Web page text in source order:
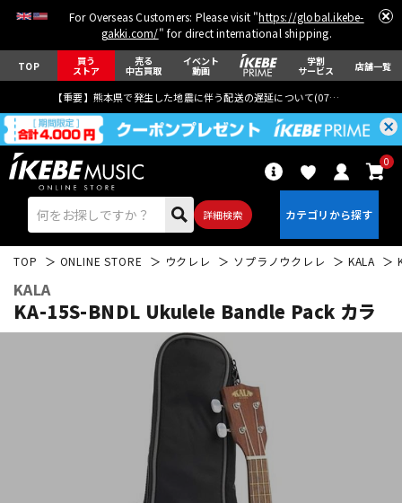
For Overseas Customers: Please visit "https://global.ikebe-
gakki.com/" for direct international shipping.
TOP 買う
ストア
売る
中古買取
イベント
動画
学割
サービス 店舗一覧
【重要】熊本県で発生した地震に伴う配送の遅延について(07月29日
詳細検索
0
ウクレレ
パーカッション
TOP ONLINE STORE ウクレレ ソプラノウクレレ KALA
KALA
KA-15S-BNDL Ukulele Bandle Pack カラ